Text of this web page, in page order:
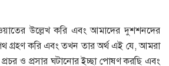
উল্লেখ করি এবং আমাদের দুশশনদের
গ্রহণ করি এবং তখন তার অর্থ এই যে, আমরা
ও প্রসার ঘটানোর ইচ্ছা পোষণ করছি এবং